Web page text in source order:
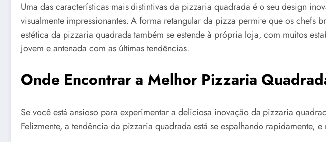
Uma das características mais distintivas da pizzaria quadrada é o seu design
visualmente impressionantes. A forma retangular da pizza permite que os chefs
estética da pizzaria quadrada também se estende à própria loja, com muitos
jovem e antenada com as últimas tendências.
Onde Encontrar a Melhor Pizzaria
Se você está ansioso para experimentar a deliciosa inovação da pizzaria
Felizmente, a tendência da pizzaria quadrada está se espalhando rapidamente,